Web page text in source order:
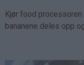
Kjør food
bananene deles opp